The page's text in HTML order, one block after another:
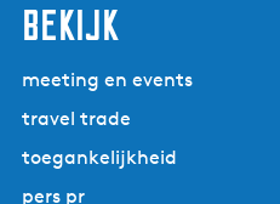
bekijk
meeting en events
travel trade
toegankelijkheid
pers pr